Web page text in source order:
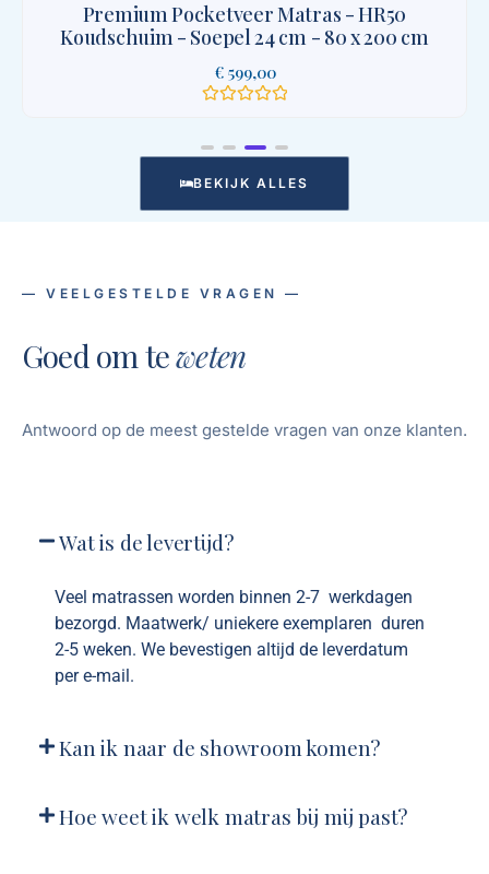
Exclusive-line pocketveer matras Veresa
€ 929,00 - €2.949,00
Gewaardeerd
BEKIJK ALLES
Goed om te
bezorgd. Maatwerk/ uniekere exemplaren duren
2-5 weken. We bevestigen altijd de leverdatum
per e-mail.